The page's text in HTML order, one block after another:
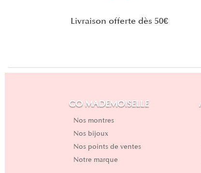
Livraison offerte dès 50€
GO MADEMOISELLE
Nos montres
Nos bijoux
Nos points de ventes
Notre marque